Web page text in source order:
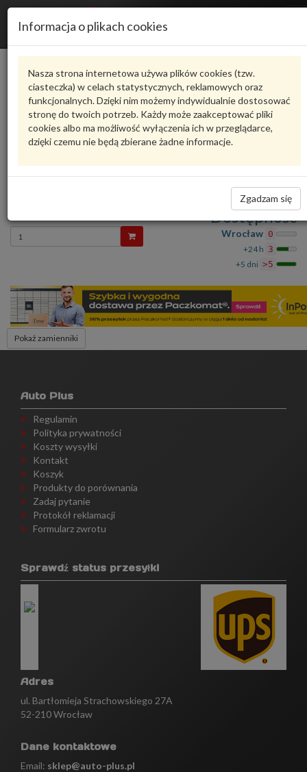
Informacja o plikach cookies
Nasza strona internetowa używa plików cookies (tzw.
ciasteczka) w celach statystycznych, reklamowych oraz
funkcjonalnych. Dzięki nim możemy indywidualnie dostosować
stronę do twoich potrzeb. Każdy może zaakceptować pliki
cookies albo ma możliwość wyłączenia ich w przeglądarce,
dzięki czemu nie będą zbierane żadne informacje.
Zgadzam się
Karta produktu
4M0807529VAG
VAG - produkt oryginalny VW AUDI SEAT SKODA
Adapter 4M0807529 VAG
Wprowadź
ilość
Dostępność
Wrocław 0
+24 h 3
+5 dni >5
Pokaż zamienniki
Auto Plus
Regulamin
Polityka prywatności
Koszty wysyłki
Kontakt
Koszyk
Produkty do porównania
Zadaj pytanie
Protokół reklamacji
Formularz zwrotu
Sprawdź status przesyłki
Adres
ul. Bartłomieja Strachowskiego 27A
52-210 Wrocław
Dane kontaktowe
Email: sklep@auto-plus.pl